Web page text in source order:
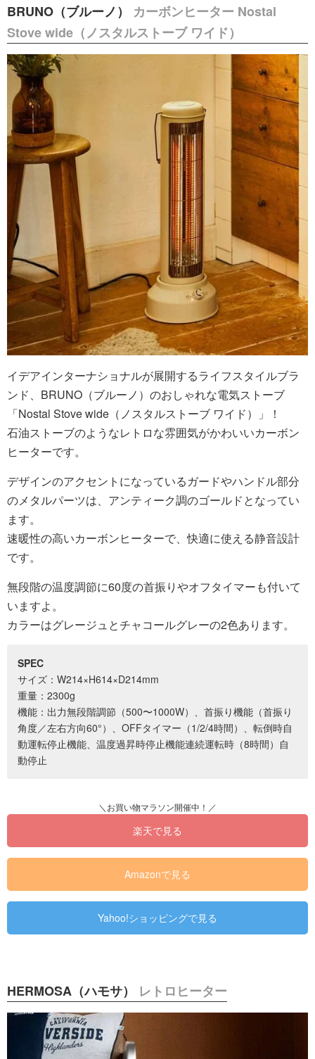
BRUNO（ブルーノ） カーボンヒーター Nostal
Stove wide（ノスタルストーブ ワイド）
イデアインターナショナルが展開するライフスタイルブラ
ンド、BRUNO（ブルーノ）のおしゃれな電気ストーブ
「Nostal Stove wide（ノスタルストーブ ワイド）」！
石油ストーブのようなレトロな雰囲気がかわいいカーボン
ヒーターです。
デザインのアクセントになっているガードやハンドル部分
のメタルパーツは、アンティーク調のゴールドとなってい
ます。
速暖性の高いカーボンヒーターで、快適に使える静音設計
です。
無段階の温度調節に60度の首振りやオフタイマーも付いて
いますよ。
カラーはグレージュとチャコールグレーの2色あります。
SPEC
サイズ：W214×H614×D214mm
重量：2300g
機能：出力無段階調節（500〜1000W）、首振り機能（首振り
角度／左右方向60°）、OFFタイマー（1/2/4時間）、転倒時自
動運転停止機能、温度過昇時停止機能連続運転時（8時間）自
動停止
楽天で見る
Amazonで見る
Yahoo!ショッピングで見る
HERMOSA（ハモサ） レトロヒーター